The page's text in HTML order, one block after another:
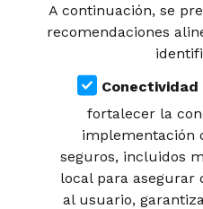
A continuación, se
recomendaciones
fortalecer la
implementación
seguros, incluidos
local para asegurar
al usuario,